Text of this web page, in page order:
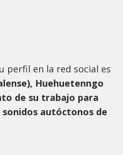
perfil en la red social es
Huehuetenngo
de su trabajo para
autóctonos de